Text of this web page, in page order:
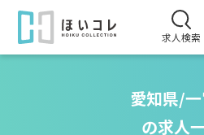
求人検索
愛知県/
の求人